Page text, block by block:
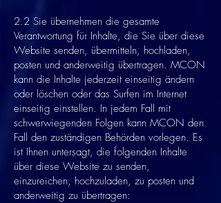
2.2 Sie übernehmen die gesamte
Verantwortung für Inhalte, die Sie über diese
Website senden, übermitteln, hochladen,
posten und anderweitig übertragen. MCON
kann die Inhalte jederzeit einseitig ändern
oder löschen oder das Surfen im Internet
einseitig einstellen. In jedem Fall mit
schwerwiegenden Folgen kann MCON den
Fall den zuständigen Behörden vorlegen. Es
ist Ihnen untersagt, die folgenden Inhalte
über diese Website zu senden,
einzureichen, hochzuladen, zu posten und
anderweitig zu übertragen: